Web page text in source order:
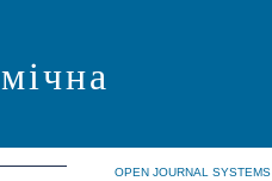
OPEN JOURNAL SYSTEMS